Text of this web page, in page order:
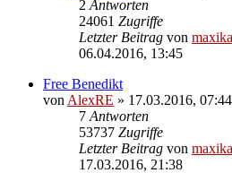
2 Antworten
24061 Zugriffe
Letzter Beitrag von
06.04.2016, 13:45
Free Benedikt
von AlexRE » 17.03.2016, 07:44
7 Antworten
53737 Zugriffe
Letzter Beitrag von
17.03.2016, 21:38